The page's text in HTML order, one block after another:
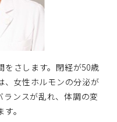
をさします。閉経が50歳
、女性ホルモンの分泌が
ンスが乱れ、体調の変
。